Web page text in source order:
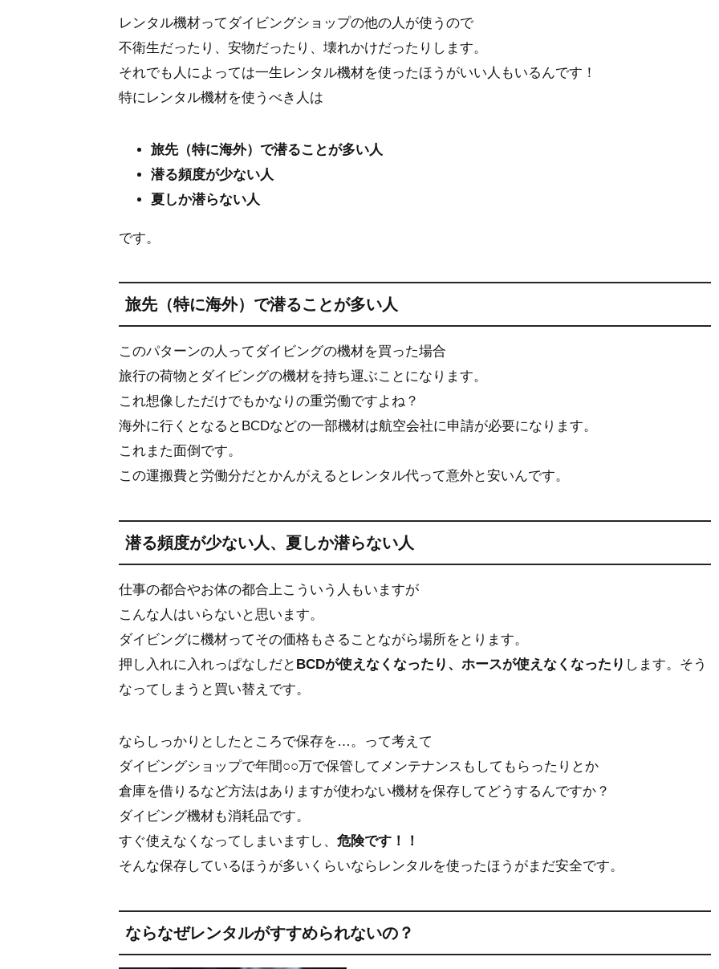
レンタル機材ってダイビングショップの他の人が使うので
不衛生だったり、安物だったり、壊れかけだったりします。
それでも人によっては一生レンタル機材を使ったほうがいい人もいるんです！
特にレンタル機材を使うべき人は
旅先（特に海外）で潜ることが多い人
潜る頻度が少ない人
夏しか潜らない人
です。
旅先（特に海外）で潜ることが多い人
このパターンの人ってダイビングの機材を買った場合
旅行の荷物とダイビングの機材を持ち運ぶことになります。
これ想像しただけでもかなりの重労働ですよね？
海外に行くとなるとBCDなどの一部機材は航空会社に申請が必要になります。
これまた面倒です。
この運搬費と労働分だとかんがえるとレンタル代って意外と安いんです。
潜る頻度が少ない人、夏しか潜らない人
仕事の都合やお体の都合上こういう人もいますが
こんな人はいらないと思います。
ダイビングに機材ってその価格もさることながら場所をとります。
押し入れに入れっぱなしだと BCDが使えなくなったり、ホースが使えなくなったり します。そう
なってしまうと買い替えです。
ならしっかりとしたところで保存を…。って考えて
ダイビングショップで年間○○万で保管してメンテナンスもしてもらったりとか
倉庫を借りるなど方法はありますが使わない機材を保存してどうするんですか？
ダイビング機材も消耗品です。
すぐ使えなくなってしまいますし、 危険です！！
そんな保存しているほうが多いくらいなら レンタルを使ったほうがまだ安全です。
ならなぜレンタルがすすめられないの？